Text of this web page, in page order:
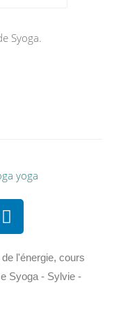
Syoga.
l'énergie, cours
Syoga - Sylvie -